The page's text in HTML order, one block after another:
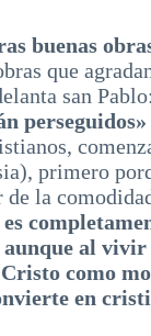
buenas
que
san Pablo:
primero
la
al vivir
como
en